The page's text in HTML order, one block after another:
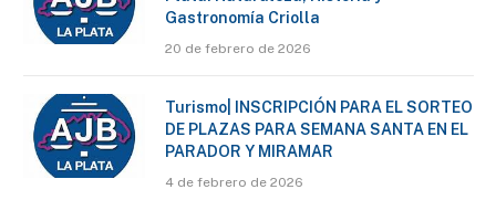
Gastronomía Criolla
20 de febrero de 2026
Turismo| INSCRIPCIÓN PARA EL SORTEO
DE PLAZAS PARA SEMANA SANTA EN EL
PARADOR Y MIRAMAR
4 de febrero de 2026